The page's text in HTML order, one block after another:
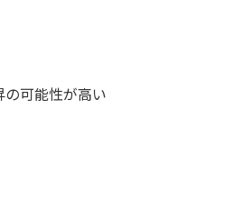
可能性が高い